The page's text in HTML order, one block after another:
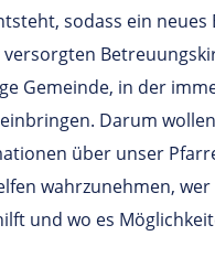
sodass ein
Gemeinde, in der
Darum
über unser
wahrzunehmen,
und wo es